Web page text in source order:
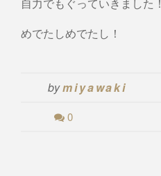
自力でもぐっていきました！
めでたしめでたし！
bymiyawaki
0